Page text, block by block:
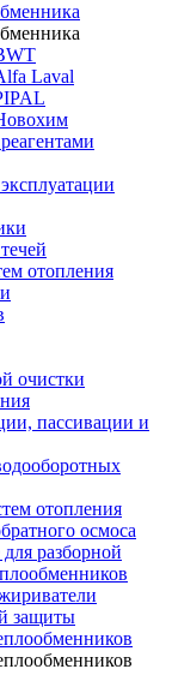
Laval
отопления
очистки
пассивации и
отопления
осмоса
разборной
защиты